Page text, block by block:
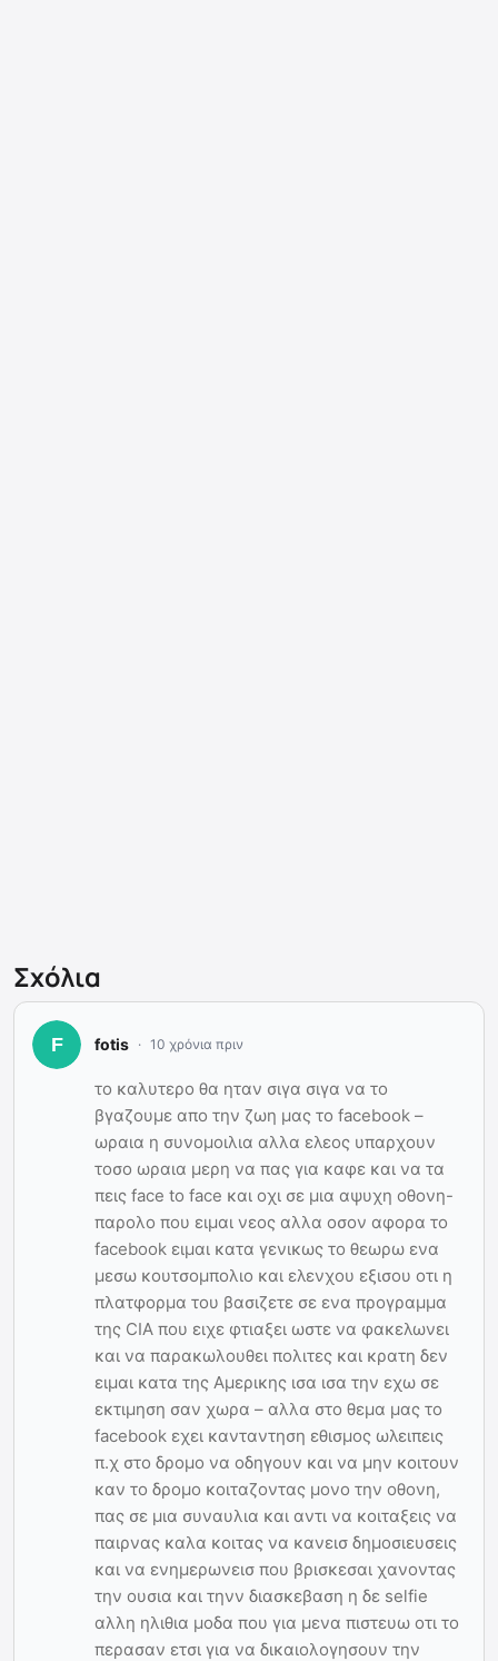
Σχόλια
fotis 10 χρόνια πριν
το καλυτερο θα ηταν σιγα σιγα να το
βγαζουμε απο την ζωη μας το facebook –
ωραια η συνομοιλια αλλα ελεος υπαρχουν
τοσο ωραια μερη να πας για καφε και να τα
πεις face to face και οχι σε μια αψυχη οθονη-
παρολο που ειμαι νεος αλλα οσον αφορα το
facebook ειμαι κατα γενικως το θεωρω ενα
μεσω κουτσομπολιο και ελενχου εξισου οτι η
πλατφορμα του βασιζετε σε ενα προγραμμα
της CIA που ειχε φτιαξει ωστε να φακελωνει
και να παρακωλουθει πολιτες και κρατη δεν
ειμαι κατα της Αμερικης ισα ισα την εχω σε
εκτιμηση σαν χωρα – αλλα στο θεμα μας το
facebook εχει κανταντηση εθισμος ωλειπεις
π.χ στο δρομο να οδηγουν και να μην κοιτουν
καν το δρομο κοιταζοντας μονο την οθονη,
πας σε μια συναυλια και αντι να κοιταξεις να
παιρνας καλα κοιτας να κανεισ δημοσιευσεις
και να ενημερωνεισ που βρισκεσαι χανοντας
την ουσια και τηνν διασκεβαση η δε selfie
αλλη ηλιθια μοδα που για μενα πιστευω οτι το
περασαν ετσι για να δικαιολογησουν την